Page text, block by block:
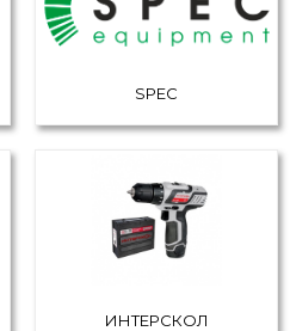
SPEC
ИНТЕРСКОЛ